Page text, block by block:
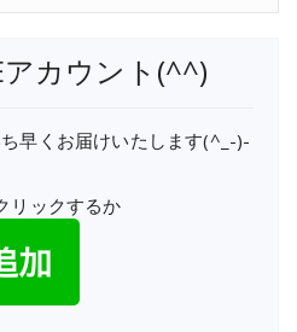
アカウント(^^)
早くお届けいたします(^_-)-
リックするか